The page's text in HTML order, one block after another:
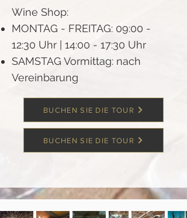
Wine Shop:
MONTAG - FREITAG: 09:00 -
12:30 Uhr | 14:00 - 17:30 Uhr
SAMSTAG Vormittag: nach
Vereinbarung
BUCHEN SIE DIE TOUR
BUCHEN SIE DIE TOUR